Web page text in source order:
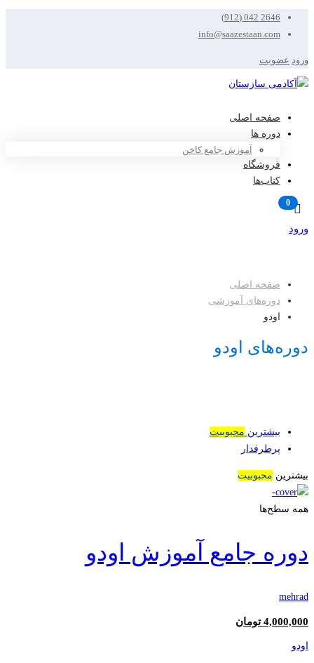
2646 042 (912)
info@saazestaan.com
ورود عضویت
صفحه اصلی
دوره ها
آموزش جامع کاخن
فروشگاه
کتاب‌ها
ورود
صفحه اصلی
دوره‌های آموزشی
اودو
دوره‌های اودو
بیشترین محبوبیت
پرطرفدار
بیشترین محبوبیت
همه سطح‌ها
دوره جامع آموزش اودو
mehrad
4,000,000 تومان
اودو